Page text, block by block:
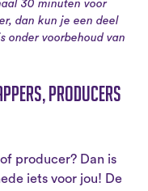
30 minuten voor
dan kun je een deel
onder voorbehoud van
producers
producer? Dan is
iets voor jou! De